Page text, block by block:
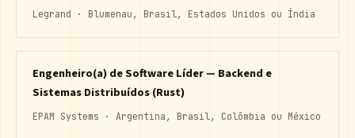
Legrand · Blumenau, Brasil, Estados Unidos ou Índia
Engenheiro(a) de Software Líder — Backend e
Sistemas Distribuídos (Rust)
EPAM Systems · Argentina, Brasil, Colômbia ou México